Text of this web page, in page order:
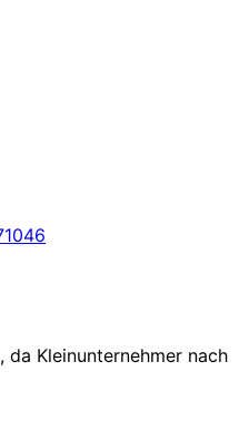
da Kleinunternehmer nach